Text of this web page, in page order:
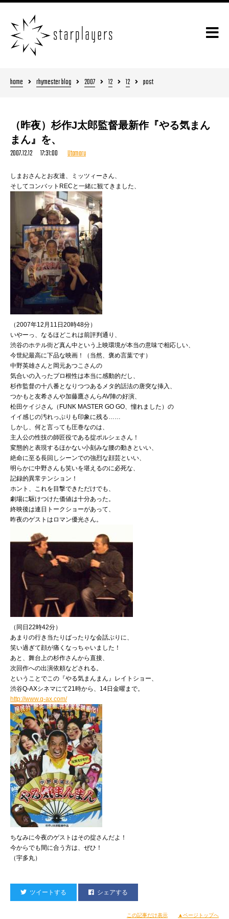
home rhymester blog 2007 12 12 post
（昨夜）杉作J太郎監督最新作『やる気まん
まん』を、
2007.12.12 17:31:00 Utamaru
しまおさんとお友達、ミッツィーさん、
そしてコンバットRECと一緒に観てきました、
（2007年12月11日20時48分）
いやーっ、なるほどこれは前評判通り、
渋谷のホテル街ど真ん中という上映環境が本当の意味で相応しい、
今世紀最高に下品な映画！（当然、褒め言葉です）
中野英雄さんと岡元あつこさんの
気合いの入ったプロ根性は本当に感動的だし、
杉作監督の十八番となりつつあるメタ的話法の唐突な挿入、
つかもと友希さんや加藤鷹さんらAV陣の好演、
松田ケイジさん（FUNK MASTER GO GO、憧れました）の
イイ感じの汚れっぷりも印象に残る……
しかし、何と言っても圧巻なのは、
主人公の性技の師匠役である掟ポルシェさん！
変態的と表現するほかない小刻みな腰の動きといい、
絶命に至る長回しシーンでの強烈な顔芸といい、
明らかに中野さんも笑いを堪えるのに必死な、
記録的異常テンション！
ホント、これを目撃できただけでも、
劇場に駆けつけた価値は十分あった。
終映後は連日トークショーがあって、
昨夜のゲストはロマン優光さん。
（同日22時42分）
あまりの行き当たりばったりな会話ぶりに、
笑い過ぎて顔が痛くなっちゃいました！
あと、舞台上の杉作さんから直接、
次回作への出演依頼などされる。
ということでこの『やる気まんまん』レイトショー、
渋谷Q-AXシネマにて21時から、14日金曜まで。
http://www.q-ax.com/
ちなみに今夜のゲストはその掟さんだよ！
今からでも間に合う方は、ぜひ！
（宇多丸）
ツイートする シェアする
この記事だけ表示 ▲ページトップへ